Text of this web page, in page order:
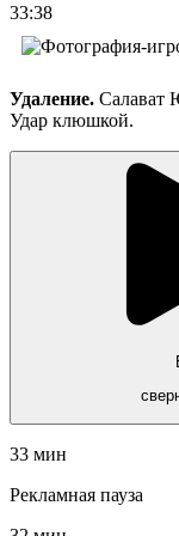
33:38
Удаление. Салават
Удар клюшкой.
33 мин
Рекламная пауза